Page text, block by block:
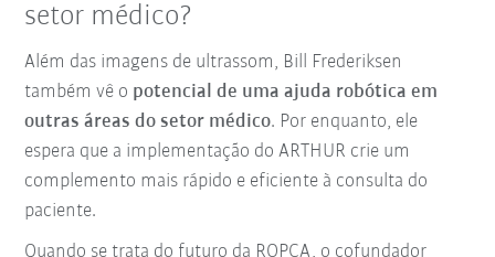
setor médico?
Além das imagens de ultrassom, Bill Frederiksen
também vê o potencial de uma ajuda robótica em
outras áreas do setor médico. Por enquanto, ele
espera que a implementação do ARTHUR crie um
complemento mais rápido e eficiente à consulta do
paciente.
Quando se trata do futuro da ROPCA, o cofundador